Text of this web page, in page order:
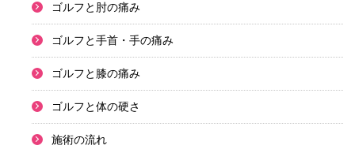
ゴルフと肘の痛み
ゴルフと手首・手の痛み
ゴルフと膝の痛み
ゴルフと体の硬さ
施術の流れ